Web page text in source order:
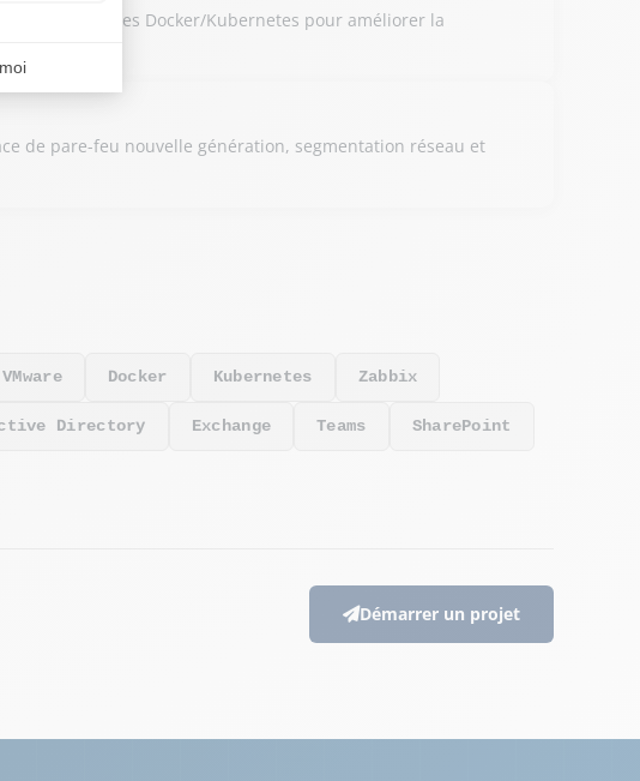
conteneurisées Docker/Kubernetes pour améliorer la
de pare-feu nouvelle génération, segmentation réseau et
VMware Docker Kubernetes Zabbix
Directory Exchange Teams SharePoint
Démarrer un projet